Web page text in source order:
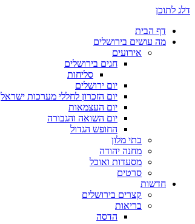
דלג לתוכן
דף הבית
מה עושים בירושלים
אירועים
חגים בירושלים
סליחות
יום ירושלים
יום הזכרון לחללי מערכות ישראל
יום העצמאות
יום השואה והגבורה
החופש הגדול
בתי מלון
מחנה יהודה
מסעדות ואוכל
סרטים
חדשות
קצרים בירושלים
בריאות
הדסה